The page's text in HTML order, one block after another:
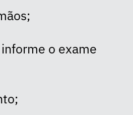
o exame